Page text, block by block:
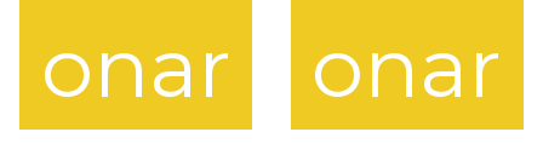
onar
onar